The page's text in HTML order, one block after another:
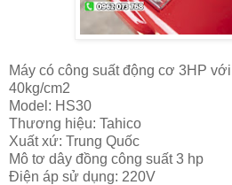
Máy có công suất động cơ 3HP
40kg/cm2
Model: HS30
Thương hiệu: Tahico
Xuất xứ: Trung Quốc
Mô tơ dây đồng công suất 3 hp
Điện áp sử dụng: 220V